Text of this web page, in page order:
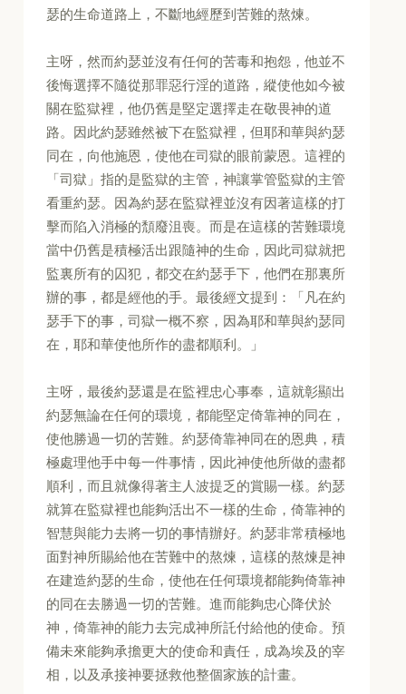
瑟的生命道路上，不斷地經歷到苦難的熬煉。
主呀，然而約瑟並沒有任何的苦毒和抱怨，他並不
後悔選擇不隨從那罪惡行淫的道路，縱使他如今被
關在監獄裡，他仍舊是堅定選擇走在敬畏神的道
路。因此約瑟雖然被下在監獄裡，但耶和華與約瑟
同在，向他施恩，使他在司獄的眼前蒙恩。這裡的
「司獄」指的是監獄的主管，神讓掌管監獄的主管
看重約瑟。因為約瑟在監獄裡並沒有因著這樣的打
擊而陷入消極的頹廢沮喪。而是在這樣的苦難環境
當中仍舊是積極活出跟隨神的生命，因此司獄就把
監裏所有的囚犯，都交在約瑟手下，他們在那裏所
辦的事，都是經他的手。最後經文提到：「凡在約
瑟手下的事，司獄一概不察，因為耶和華與約瑟同
在，耶和華使他所作的盡都順利。」
主呀，最後約瑟還是在監裡忠心事奉，這就彰顯出
約瑟無論在任何的環境，都能堅定倚靠神的同在，
使他勝過一切的苦難。約瑟倚靠神同在的恩典，積
極處理他手中每一件事情，因此神使他所做的盡都
順利，而且就像得著主人波提乏的賞賜一樣。約瑟
就算在監獄裡也能夠活出不一樣的生命，倚靠神的
智慧與能力去將一切的事情辦好。約瑟非常積極地
面對神所賜給他在苦難中的熬煉，這樣的熬煉是神
在建造約瑟的生命，使他在任何環境都能夠倚靠神
的同在去勝過一切的苦難。進而能夠忠心降伏於
神，倚靠神的能力去完成神所託付給他的使命。預
備未來能夠承擔更大的使命和責任，成為埃及的宰
相，以及承接神要拯救他整個家族的計畫。